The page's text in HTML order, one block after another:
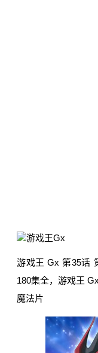
游戏王 Gx 第35话
180集全，游戏王
魔法片